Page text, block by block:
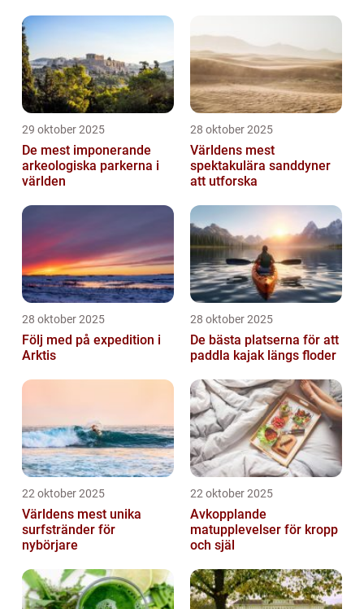
29 oktober 2025
De mest imponerande
arkeologiska parkerna i
världen
28 oktober 2025
Världens mest
spektakulära sanddyner
att utforska
28 oktober 2025
Följ med på expedition i
Arktis
28 oktober 2025
De bästa platserna för att
paddla kajak längs floder
22 oktober 2025
Världens mest unika
surfstränder för
nybörjare
22 oktober 2025
Avkopplande
matupplevelser för kropp
och själ